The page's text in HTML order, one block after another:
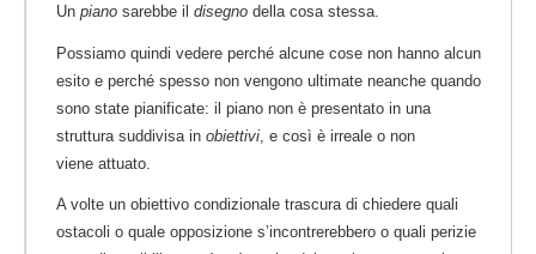
Un piano sarebbe il disegno della cosa stessa.
Possiamo quindi vedere perché alcune cose non hanno alcun
esito e perché spesso non vengono ultimate neanche quando
sono state pianificate: il piano non è presentato in una
struttura suddivisa in obiettivi , e così è irreale o non
viene attuato.
A volte un obiettivo condizionale trascura di chiedere quali
ostacoli o quale opposizione s’incontrerebbero o quali perizie